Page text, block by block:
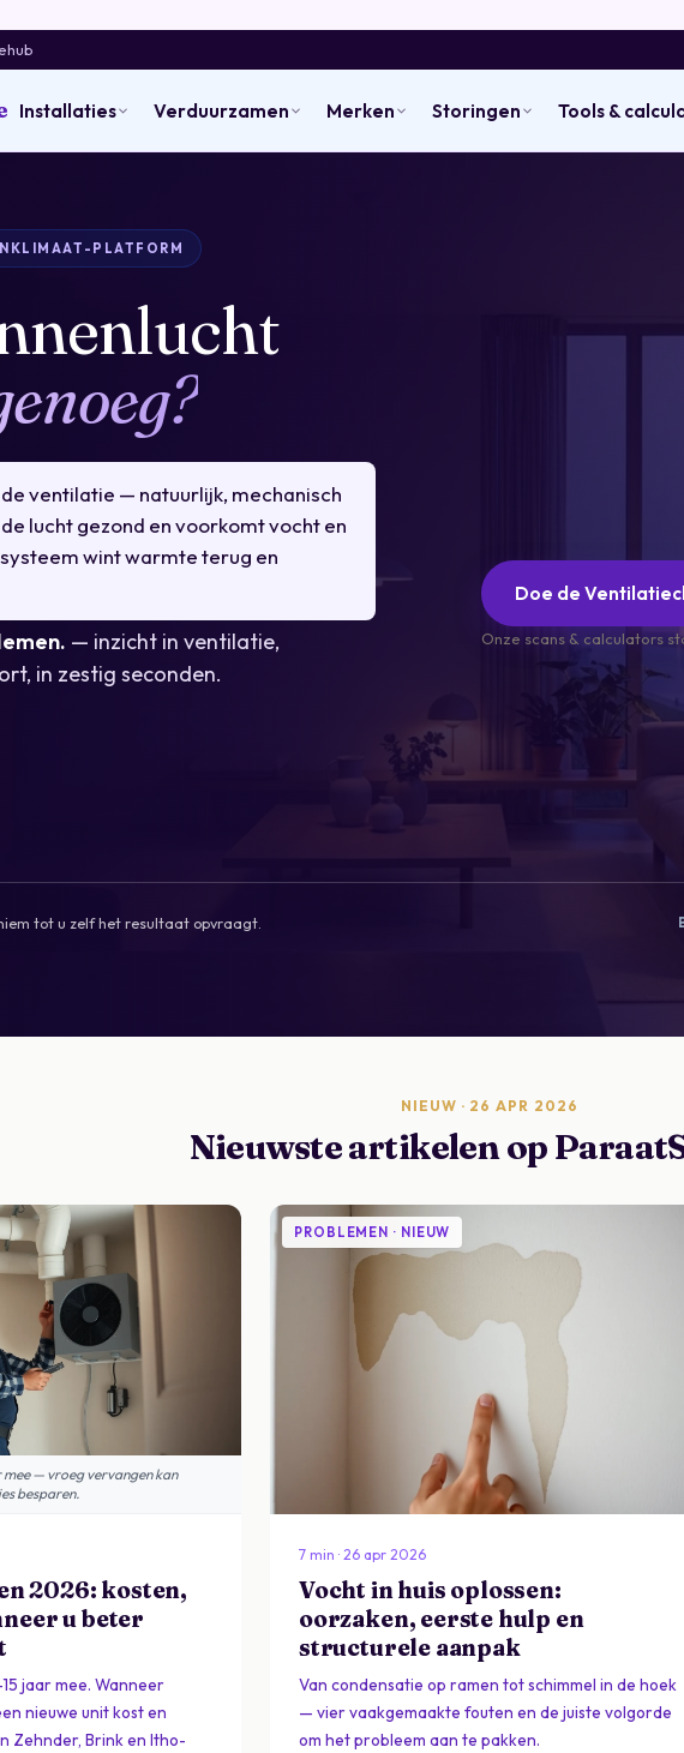
Installaties Verduurzamen Merken Storingen Tools &
PLATFORM
ventilatie — natuurlijk, mechanisch
lucht gezond en voorkomt vocht en
wint warmte terug en
— inzicht in ventilatie,
in zestig seconden.
Doe de
Onze scans & calculators
tot u zelf het resultaat opvraagt.
NIEUW · 26 APR 2026
Nieuwste artikelen op
mee — vroeg vervangen kan
besparen.
2026: kosten,
u beter
jaar mee. Wanneer
nieuwe unit kost en
Zehnder, Brink en Itho-
PROBLEMEN · NIEUW
ontvochtiger koopt.
7 min · 26 apr 2026
Vocht in huis oplossen:
oorzaken, eerste hulp en
structurele aanpak
Van condensatie op ramen tot schimmel in de hoek
— vier vaakgemaakte fouten en de juiste volgorde
om het probleem aan te pakken.